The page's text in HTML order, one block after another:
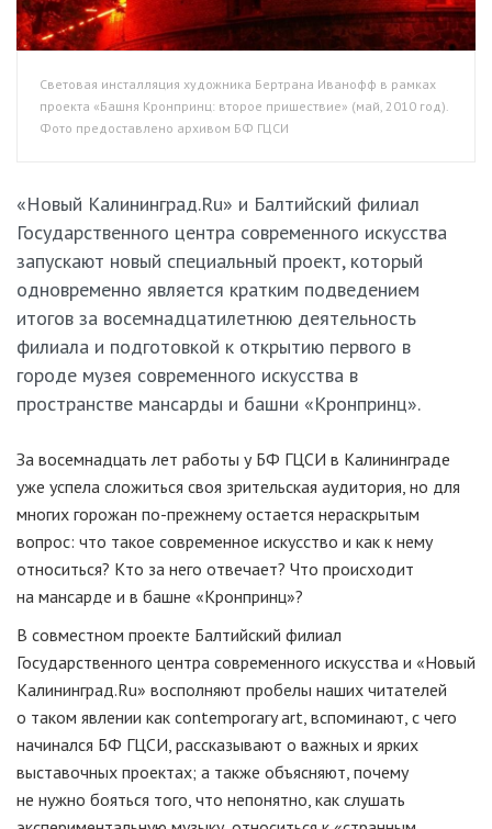
Световая инсталляция художника Бертрана Иванофф в рамках
проекта «Башня Кронпринц: второе пришествие» (май, 2010 год).
Фото предоставлено архивом БФ ГЦСИ
«Новый Калининград.Ru» и Балтийский филиал
Государственного центра современного искусства
запускают новый специальный проект, который
одновременно является кратким подведением
итогов за восемнадцатилетнюю деятельность
филиала и подготовкой к открытию первого в
городе музея современного искусства в
пространстве мансарды и башни «Кронпринц».
За восемнадцать лет работы у БФ ГЦСИ в Калининграде
уже успела сложиться своя зрительская аудитория, но для
многих горожан по-прежнемуостается нераскрытым
вопрос: что такое современное искусство и как к нему
относиться? Кто за него отвечает? Что происходит
на мансарде и в башне «Кронпринц»?
В совместном проекте Балтийский филиал
Государственного центра современного искусства и «Новый
Калининград.Ru» восполняют пробелы наших читателей
о таком явлении как contemporary art, вспоминают, с чего
начинался БФ ГЦСИ, рассказывают о важных и ярких
выставочных проектах; а также объясняют, почему
не нужно бояться того, что непонятно, как слушать